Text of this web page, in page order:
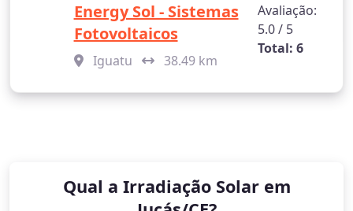
Energy Sol - Sistemas
Fotovoltaicos
Iguatu 38.49 km
Avaliação:
5.0 / 5
Total: 6
Qual a Irradiação Solar em